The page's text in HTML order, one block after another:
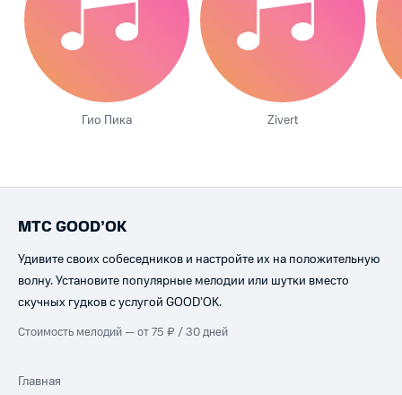
Гио Пика Zivert
МТС GOOD’OK
Удивите своих собеседников и настройте их на положительную
волну. Установите популярные мелодии или шутки вместо
скучных гудков с услугой GOOD’OK.
Стоимость мелодий — от 75 ₽ / 30 дней
Главная